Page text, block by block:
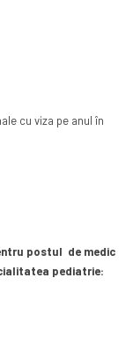
cu viza pe anul în
postul de medic
pediatrie: